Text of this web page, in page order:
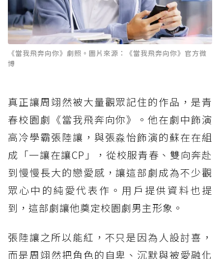
《當我飛奔向你》劇照。圖片來源：《當我飛奔向你》官方微
博
真正讓周翊然被大量觀眾記住的作品，是青
春校園劇《當我飛奔向你》。他在劇中飾演
高冷學霸張陸讓，與張淼怡飾演的蘇在在組
成「一讓在讓CP」，從校服青春、雙向奔赴
到慢慢長大的戀愛感，讓這部劇成為不少觀
眾心中的純愛代表作。用戶提供資料也提
到，這部劇讓他奠定校園劇男主形象。
張陸讓之所以能紅，不只是因為人設討喜，
而是周翊然把角色的自卑、沉默與被愛融化